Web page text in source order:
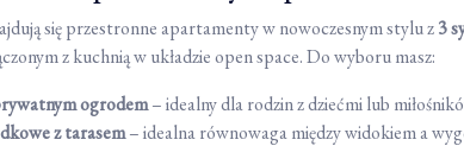
się przestronne apartamenty w nowoczesnym stylu z3
z kuchnią w układzie open space. Do wyboru masz:
ogrodem– idealny dla rodzin z dziećmi lub
z tarasem– idealna równowaga między widokiem a